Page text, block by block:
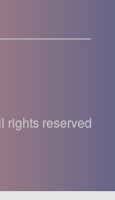
rights reserved